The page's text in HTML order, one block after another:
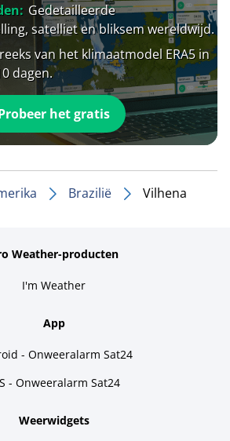
Gedetailleerde
satelliet en bliksem wereldwijd.
van het klimaatmodel ERA5 in
dagen.
het gratis
Brazilië Vilhena
Weather-producten
I'm Weather
App
- Onweeralarm Sat24
- Onweeralarm Sat24
Weerwidgets